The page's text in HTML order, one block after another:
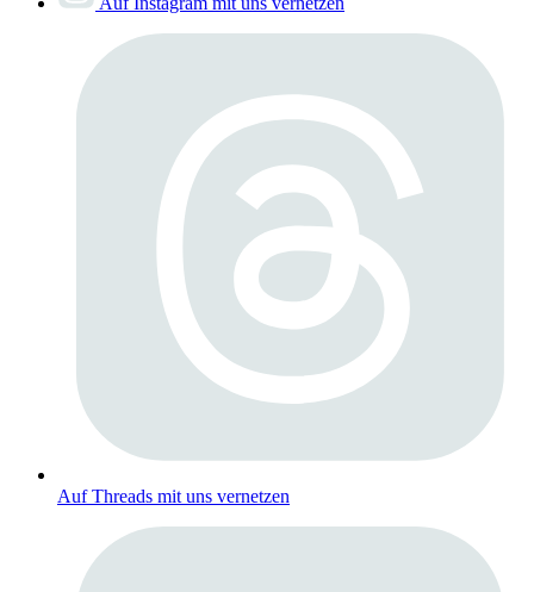
Auf Threads mit uns vernetzen